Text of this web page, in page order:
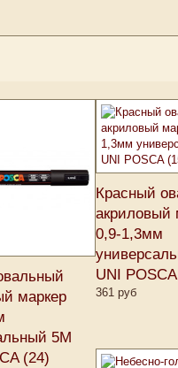
маркер
5M
(24)
Красный
акриловый
0,9-1,3мм
UNI
361 руб